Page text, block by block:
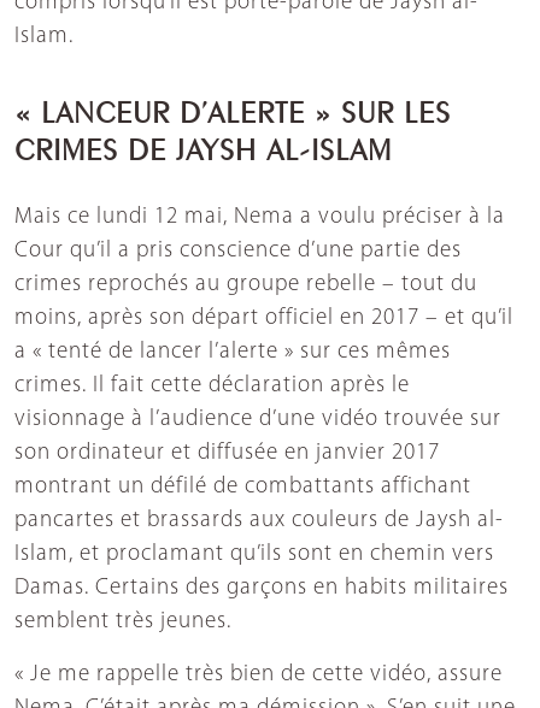
Islam.
« LANCEUR D’ALERTE » SUR LES
CRIMES DE JAYSH AL-ISLAM
Mais ce lundi 12 mai, Nema a voulu préciser à la
Cour qu’il a pris conscience d’une partie des
crimes reprochés au groupe rebelle – tout du
moins, après son départ officiel en 2017 – et qu’il
a « tenté de lancer l’alerte » sur ces mêmes
crimes. Il fait cette déclaration après le
visionnage à l’audience d’une vidéo trouvée sur
son ordinateur et diffusée en janvier 2017
montrant un défilé de combattants affichant
pancartes et brassards aux couleurs de Jaysh al-
Islam, et proclamant qu’ils sont en chemin vers
Damas. Certains des garçons en habits militaires
semblent très jeunes.
« Je me rappelle très bien de cette vidéo, assure